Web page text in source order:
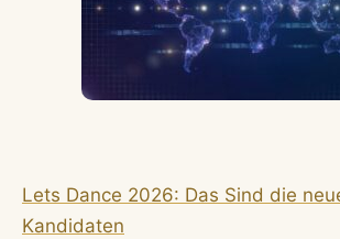
Lets Dance 2026: Das Sind die
Kandidaten